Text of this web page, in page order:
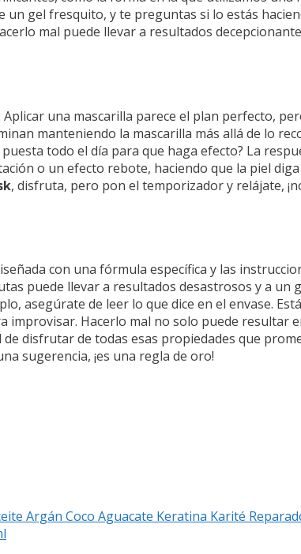
gel fresquito, y te preguntas si lo estás
mal puede llevar a resultados
una mascarilla parece el plan perfecto,
manteniendo la mascarilla más allá de lo
todo el día para que haga efecto? La
o un efecto rebote, haciendo que la piel diga
, disfruta, pero pon el temporizador y relájate,
con una fórmula específica y las
puede llevar a resultados desastrosos y a un
asegúrate de leer lo que dice en el envase.
improvisar. Hacerlo mal no solo puede resultar
disfrutar de todas esas propiedades que
sugerencia, ¡es una regla de oro!
Argán Coco Aguacate Keratina Karité